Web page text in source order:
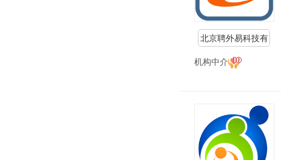
北京聘外易科技有
限公司
机构中介